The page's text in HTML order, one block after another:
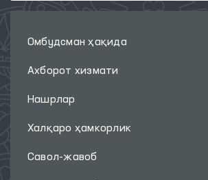
Омбудсман ҳақида
Ахборот хизмати
Нашрлар
Халқаро ҳамкорлик
Савол-жавоб